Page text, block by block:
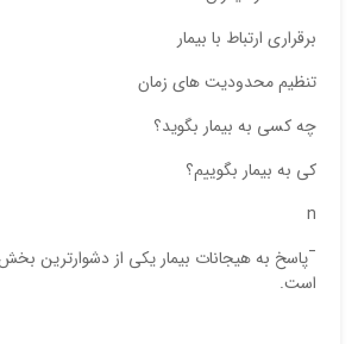
برقراری ارتباط با بیمار
تنظیم محدودیت های زمان
چه کسی به بیمار بگوید؟
کی به بیمار بگوییم؟
n
¯پاسخ به هیجانات بیمار یکی از دشوارترین
است.